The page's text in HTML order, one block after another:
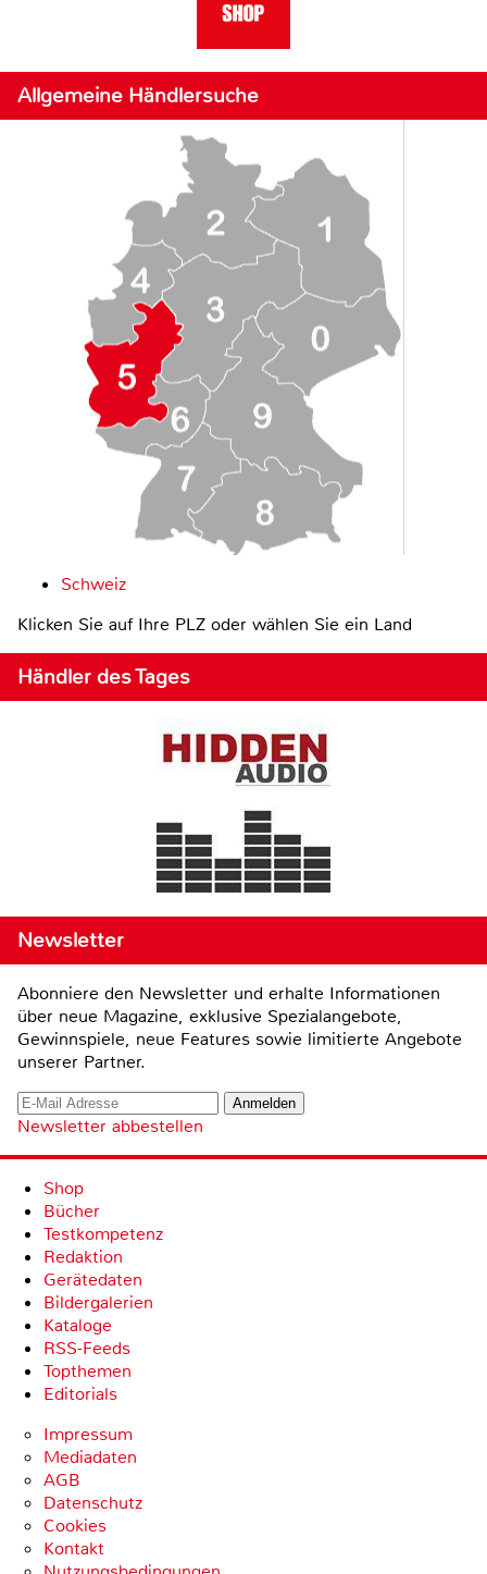
Allgemeine Händlersuche
Schweiz
Klicken Sie auf Ihre PLZ oder wählen Sie ein Land
Händler des Tages
Newsletter
Abonniere den Newsletter und erhalte Informationen
über neue Magazine, exklusive Spezialangebote,
Gewinnspiele, neue Features sowie limitierte Angebote
unserer Partner.
Newsletter abbestellen
Shop
Bücher
Testkompetenz
Redaktion
Gerätedaten
Bildergalerien
Kataloge
RSS-Feeds
Topthemen
Editorials
Impressum
Mediadaten
AGB
Datenschutz
Cookies
Kontakt